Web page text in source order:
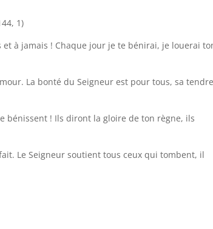
1)
à jamais ! Chaque jour je te bénirai, je louerai
La bonté du Seigneur est pour tous, sa
bénissent ! Ils diront la gloire de ton règne, ils
Le Seigneur soutient tous ceux qui tombent, il